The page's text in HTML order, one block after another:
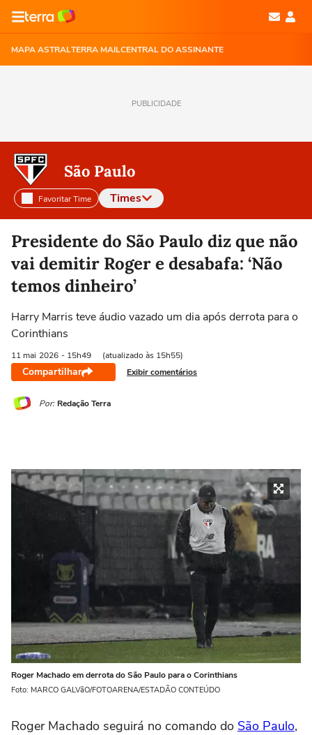
MAPA ASTRALTERRA MAILCENTRAL DO ASSINANTE
PUBLICIDADE
São Paulo
Favoritar Time Times
Selecione o time para ver as notícias
Presidente do São Paulo diz que não
vai demitir Roger e desabafa: ‘Não
temos dinheiro’
Harry Marris teve áudio vazado um dia após derrota para o
Corinthians
11 mai 2026 - 15h49 (atualizado às 15h55)
Compartilhar Exibir comentários
Por: Redação Terra
Roger Machado em derrota do São Paulo para o Corinthians
Foto: MARCO GALVãO/FOTOARENA/ESTADÃO CONTEÚDO
Roger Machado seguirá no comando do São Paulo,